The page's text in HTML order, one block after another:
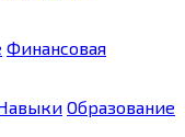
Финансовая
Образование